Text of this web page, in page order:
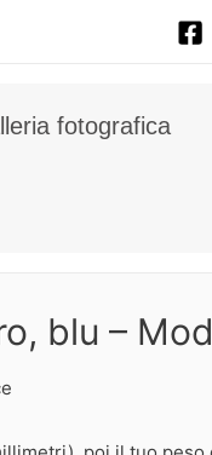
fotografica
blu –